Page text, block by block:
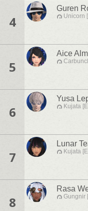
4
Guren
Unicorn
5
Aice
6
Yusa
Kujata
7
Lunar
Kujata
8
Rasa
Gungnir